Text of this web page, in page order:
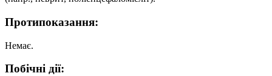
Протипоказання:
Немає.
Побічні дії: